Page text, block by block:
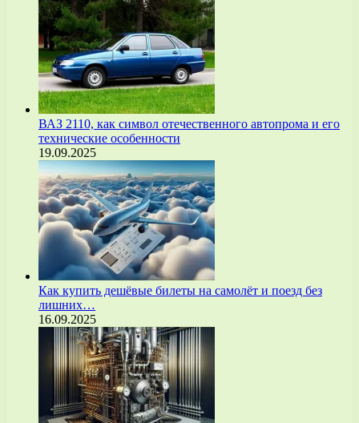
ВАЗ 2110, как символ отечественного автопрома и его
технические особенности
19.09.2025
Как купить дешёвые билеты на самолёт и поезд без
лишних…
16.09.2025